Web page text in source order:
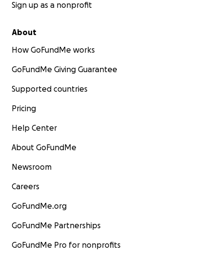
Sign up as a nonprofit
About
How GoFundMe works
GoFundMe Giving Guarantee
Supported countries
Pricing
Help Center
About GoFundMe
Newsroom
Careers
GoFundMe.org
GoFundMe Partnerships
GoFundMe Pro for nonprofits